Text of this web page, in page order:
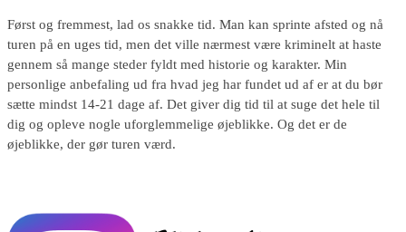
Først og fremmest, lad os snakke tid. Man kan sprinte afsted og nå
turen på en uges tid, men det ville nærmest være kriminelt at haste
gennem så mange steder fyldt med historie og karakter. Min
personlige anbefaling ud fra hvad jeg har fundet ud af er at du bør
sætte mindst 14-21 dage af. Det giver dig tid til at suge det hele til
dig og opleve nogle uforglemmelige øjeblikke. Og det er de
øjeblikke, der gør turen værd.